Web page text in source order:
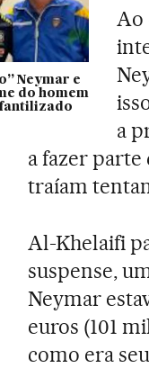
Neymar e
do homem
Ao
a
a fazer
traíam
Al-Khelaifi
suspense,
Neymar
euros (101
como era